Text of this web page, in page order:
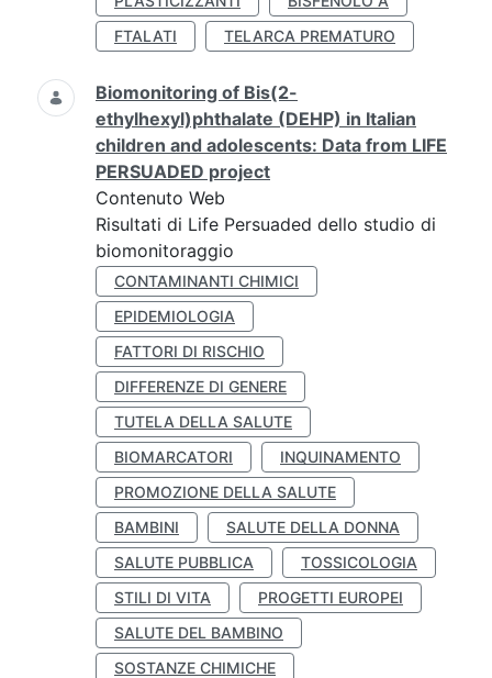
FTALATI
TELARCA PREMATURO
Biomonitoring of Bis(2-
ethylhexyl)phthalate (DEHP) in Italian
children and adolescents: Data from LIFE
PERSUADED project
Contenuto Web
Risultati di Life Persuaded dello studio di
biomonitoraggio
CONTAMINANTI CHIMICI
EPIDEMIOLOGIA
FATTORI DI RISCHIO
DIFFERENZE DI GENERE
TUTELA DELLA SALUTE
BIOMARCATORI
INQUINAMENTO
PROMOZIONE DELLA SALUTE
BAMBINI
SALUTE DELLA DONNA
SALUTE PUBBLICA
TOSSICOLOGIA
STILI DI VITA
PROGETTI EUROPEI
SALUTE DEL BAMBINO
SOSTANZE CHIMICHE